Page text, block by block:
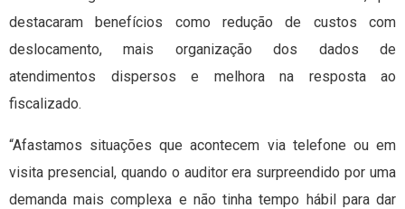
destacaram benefícios como redução de custos com
deslocamento, mais organização dos dados de
atendimentos dispersos e melhora na resposta ao
fiscalizado.
“Afastamos situações que acontecem via telefone ou em
visita presencial, quando o auditor era surpreendido por uma
demanda mais complexa e não tinha tempo hábil para dar